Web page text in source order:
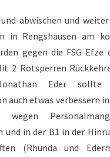
abwischen und weiter
in Rengshausen am
gegen die FSG Efze
2 Rotsperren
Eder sollte
auch etwas verbessern
wegen
in der B1 in der
(Rhünda und